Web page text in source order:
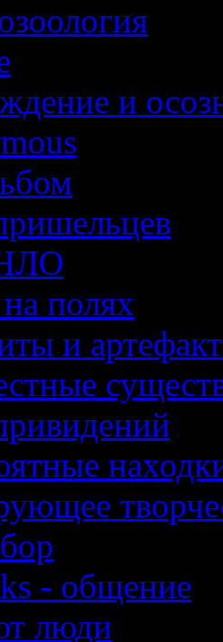
и
полях
и
- общение
люди